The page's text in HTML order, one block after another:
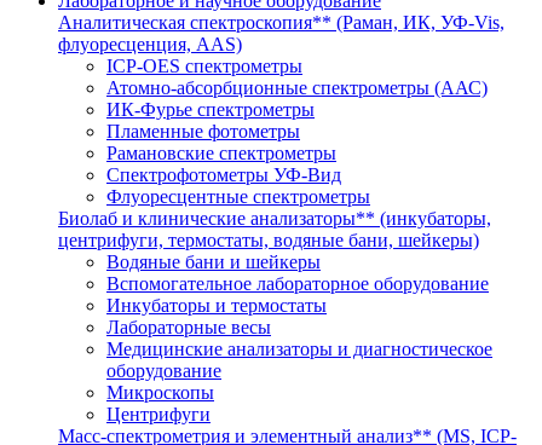
Аналитическая спектроскопия** (Раман, ИК, УФ-Vis,
флуоресценция, AAS)
ICP-OES спектрометры
Атомно-абсорбционные спектрометры (ААС)
ИК-Фурье спектрометры
Пламенные фотометры
Рамановские спектрометры
Спектрофотометры УФ-Вид
Флуоресцентные спектрометры
Биолаб и клинические анализаторы** (инкубаторы,
центрифуги, термостаты, водяные бани, шейкеры)
Водяные бани и шейкеры
Вспомогательное лабораторное оборудование
Инкубаторы и термостаты
Лабораторные весы
Медицинские анализаторы и диагностическое
оборудование
Микроскопы
Центрифуги
Масс-спектрометрия и элементный анализ** (MS, ICP-